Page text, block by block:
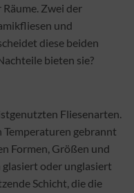
Zwei der
und
diese beiden
bieten sie?
Fliesenarten.
Temperaturen gebrannt
Formen, Größen und
oder unglasiert
Schicht, die die